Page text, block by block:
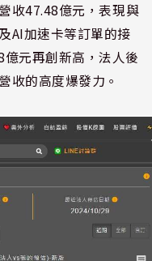
收47.48億元，表現與
AI加速卡等訂單的接
元再創新高，法人後
收的高度爆發力。